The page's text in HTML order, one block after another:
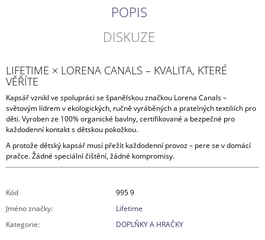
POPIS
DISKUZE
LIFETIME × LORENA CANALS – KVALITA, KTERÉ
VĚŘÍTE
Kapsář vznikl ve spolupráci se španělskou značkou Lorena Canals –
světovým lídrem v ekologických, ručně vyráběných a pratelných textiliích pro
děti. Vyroben ze 100% organické bavlny, certifikované a bezpečné pro
každodenní kontakt s dětskou pokožkou.
A protože dětský kapsář musí přežít každodenní provoz – pere se v domácí
pračce. Žádné speciální čištění, žádné kompromisy.
Kód
995 9
Jméno značky:
Lifetime
Kategorie: DOPLŇKY A HRAČKY